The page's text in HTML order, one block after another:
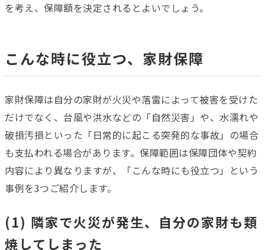
を考え、保障額を決定されるとよいでしょう。
こんな時に役立つ、家財保障
家財保障は自分の家財が火災や落雷によって被害を受けた
だけでなく、台風や洪水などの「自然災害」や、水濡れや
破損汚損といった「日常的に起こる突発的な事故」の場合
も支払われる場合があります。保障範囲は保障団体や契約
内容により異なりますが、「こんな時にも役立つ」という
事例を3つご紹介します。
(1) 隣家で火災が発生、自分の家財も類
焼してしまった